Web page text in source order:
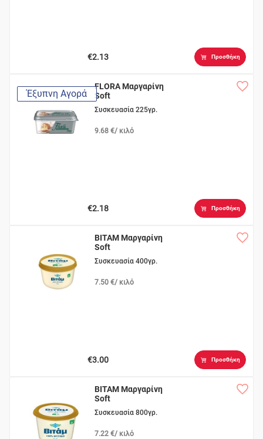
€2.13 Προσθήκη
Έξυπνη Αγορά
FLORA Μαργαρίνη
Soft
Συσκευασία 225γρ.
9.68 €/ κιλό
€2.18 Προσθήκη
ΒΙΤΑΜ Μαργαρίνη
Soft
Συσκευασία 400γρ.
7.50 €/ κιλό
€3.00 Προσθήκη
ΒΙΤΑΜ Μαργαρίνη
Soft
Συσκευασία 800γρ.
7.22 €/ κιλό